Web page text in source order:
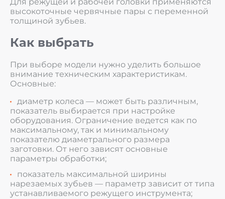
Для режущей и рабочей головки применяются
высокоточные червячные пары с переменной
толщиной зубьев.
Как выбрать
При выборе модели нужно уделить большое
внимание техническим характеристикам.
Основные:
диаметр колеса — может быть различным,
показатель выбирается при настройке
оборудования. Ограничение ведется как по
максимальному, так и минимальному
показателю диаметрального размера
заготовки. От него зависят основные
параметры обработки;
показатель максимальной ширины
нарезаемых зубьев — параметр зависит от типа
устанавливаемого режущего инструмента;